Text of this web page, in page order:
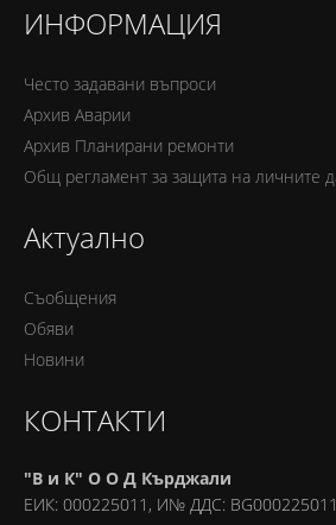
ИНФОРМАЦИЯ
Често задавани въпроси
Архив Аварии
Архив Планирани ремонти
Oбщ регламент за защита на личните
Актуално
Съобщения
Обяви
Новини
КОНТАКТИ
"В и К" О О Д Кърджали
ЕИК: 000225011, И№ ДДС: BG000225011